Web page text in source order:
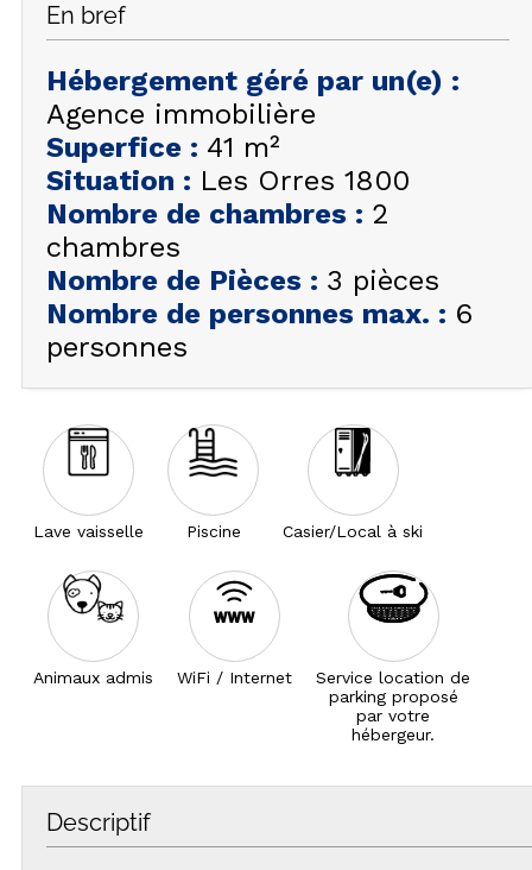
INSPIREZ-VOUS !
ÉTÉ
HIVER
FR EN
+33 (0)4 92 44 19 17
En bref
Hébergement géré par un(e) :
Agence immobilière
Superfice : 41 m²
Situation : Les Orres 1800
Nombre de chambres : 2
chambres
Nombre de Pièces : 3 pièces
Nombre de personnes max. : 6
personnes
Lave vaisselle Piscine Casier/Local à ski
Animaux admis WiFi / Internet
Service location de
parking proposé
par votre
hébergeur.
Descriptif